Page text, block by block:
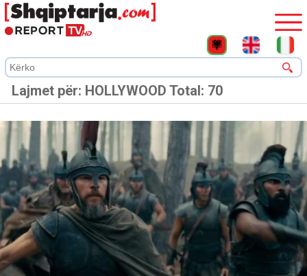
Lajmet për: HOLLYWOOD Total: 70